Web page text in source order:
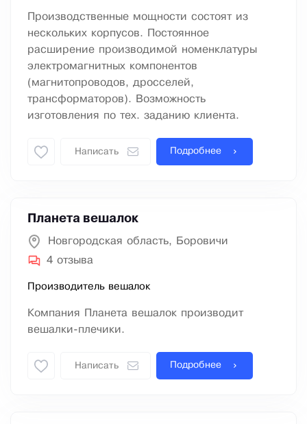
Производственные мощности состоят из
нескольких корпусов. Постоянное
расширение производимой номенклатуры
электромагнитных компонентов
(магнитопроводов, дросселей,
трансформаторов). Возможность
изготовления по тех. заданию клиента.
Написать Подробнее
Планета вешалок
Новгородская область, Боровичи
4 отзыва
Производитель вешалок
Компания Планета вешалок производит
вешалки-плечики.
Написать Подробнее